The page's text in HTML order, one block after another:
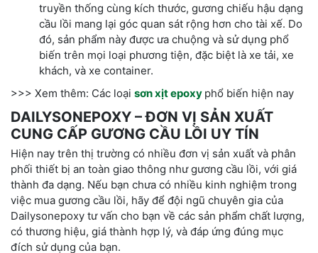
truyền thống cùng kích thước, gương chiếu hậu dạng
cầu lồi mang lại góc quan sát rộng hơn cho tài xế. Do
đó, sản phẩm này được ưa chuộng và sử dụng phổ
biến trên mọi loại phương tiện, đặc biệt là xe tải, xe
khách, và xe container.
>>> Xem thêm: Các loại sơn xịt epoxy phổ biến hiện nay
DAILYSONEPOXY – ĐƠN VỊ SẢN XUẤT
CUNG CẤP GƯƠNG CẦU LỒI UY TÍN
Hiện nay trên thị trường có nhiều đơn vị sản xuất và phân
phối thiết bị an toàn giao thông như gương cầu lồi, với giá
thành đa dạng. Nếu bạn chưa có nhiều kinh nghiệm trong
việc mua gương cầu lồi, hãy để đội ngũ chuyên gia của
Dailysonepoxy tư vấn cho bạn về các sản phẩm chất lượng,
có thương hiệu, giá thành hợp lý, và đáp ứng đúng mục
đích sử dụng của bạn.